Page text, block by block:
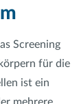
Screening
für die
ist ein
mehrere